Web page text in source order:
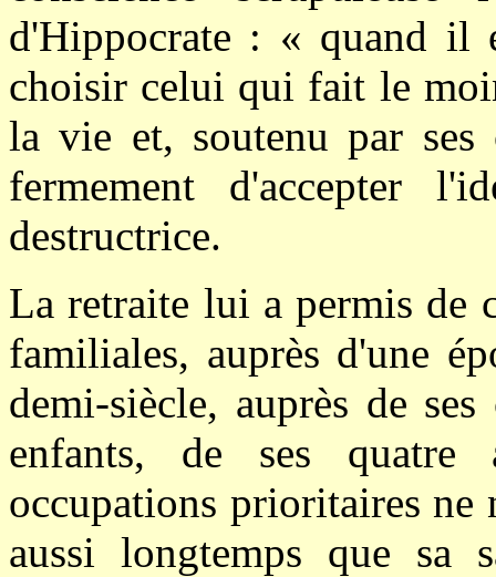
d'Hippocrate : « quand il
choisir celui qui fait le
la vie et, soutenu par ses
fermement d'accepter
destructrice.
La retraite lui a permis de
familiales, auprès d'une
demi-siècle, auprès de
enfants, de ses quatre
occupations prioritaires ne
aussi longtemps que